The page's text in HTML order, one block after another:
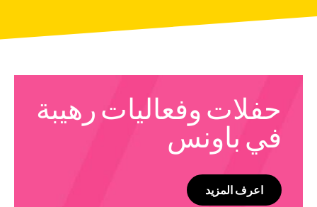
حفلات وفعاليات رهيبة
في باونس
اعرف المزيد